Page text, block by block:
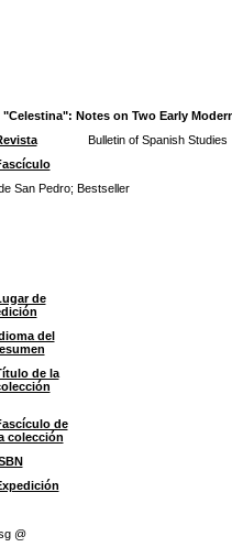
Notes on Two Early
Bulletin of Spanish Studies
San Pedro; Bestseller
de
del
de la
de
colección
@